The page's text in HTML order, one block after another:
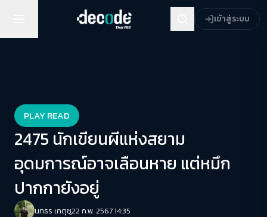
เข้าสู่ระบบ
PLAY READ
2475 นักเขียนผีแห่งสยาม
อุดมการณ์อาจเลือนหาย แต่หมึก
ปากกายังอยู่
นทธร เกตุชู22 ก.พ. 2567 14:35